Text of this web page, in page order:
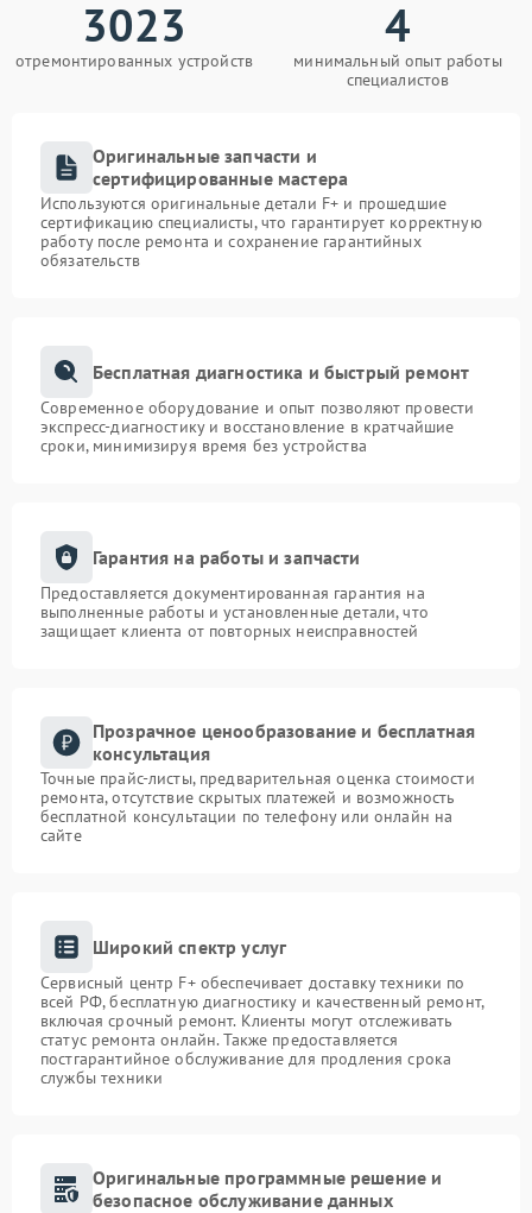
3023
отремонтированных устройств
4
минимальный опыт работы
специалистов
Оригинальные запчасти и
сертифицированные мастера
Используются оригинальные детали F+ и прошедшие
сертификацию специалисты, что гарантирует корректную
работу после ремонта и сохранение гарантийных
обязательств
Бесплатная диагностика и быстрый ремонт
Современное оборудование и опыт позволяют провести
экспресс-диагностику и восстановление в кратчайшие
сроки, минимизируя время без устройства
Гарантия на работы и запчасти
Предоставляется документированная гарантия на
выполненные работы и установленные детали, что
защищает клиента от повторных неисправностей
Прозрачное ценообразование и бесплатная
консультация
Точные прайс-листы, предварительная оценка стоимости
ремонта, отсутствие скрытых платежей и возможность
бесплатной консультации по телефону или онлайн на
сайте
Широкий спектр услуг
Сервисный центр F+ обеспечивает доставку техники по
всей РФ, бесплатную диагностику и качественный ремонт,
включая срочный ремонт. Клиенты могут отслеживать
статус ремонта онлайн. Также предоставляется
постгарантийное обслуживание для продления срока
службы техники
Оригинальные программные решение и
безопасное обслуживание данных